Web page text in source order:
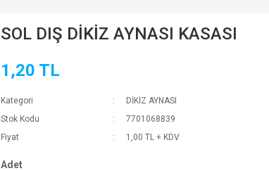
SOL DIŞ DİKİZ AYNASI KASASI
1,20 TL
Kategori
DİKİZ AYNASI
Stok Kodu
7701068839
Fiyat
1,00 TL + KDV
Adet